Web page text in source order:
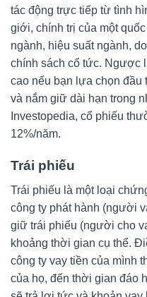
tác động trực tiếp từ tình
giới, chính trị của một
ngành, hiệu suất ngành,
chính sách cổ tức. Ngược
cao nếu bạn lựa chọn
và nắm giữ dài hạn trong
Investopedia, cổ phiếu
12%/năm.
Trái phiếu
Trái phiếu là một loại
công ty phát hành (người
giữ trái phiếu (người cho
khoảng thời gian cụ thể.
công ty vay tiền của mình
của họ, đến thời gian đáo